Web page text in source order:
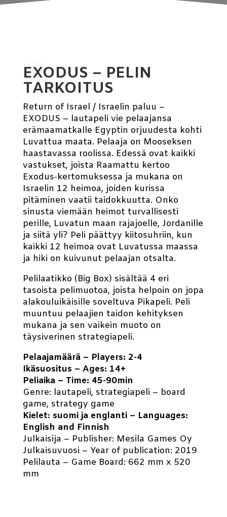
EXODUS – PELIN
TARKOITUS
Return of Israel / Israelin paluu –
EXODUS – lautapeli vie pelaajansa
erämaamatkalle Egyptin orjuudesta kohti
Luvattua maata. Pelaaja on Mooseksen
haastavassa roolissa. Edessä ovat kaikki
vastukset, joista Raamattu kertoo
Exodus-kertomuksessa ja mukana on
Israelin 12 heimoa, joiden kurissa
pitäminen vaatii taidokkuutta. Onko
sinusta viemään heimot turvallisesti
perille, Luvatun maan rajajoelle, Jordanille
ja siitä yli? Peli päättyy kiitosuhriin, kun
kaikki 12 heimoa ovat Luvatussa maassa
ja hiki on kuivunut pelaajan otsalta.
Pelilaatikko (Big Box) sisältää 4 eri
tasoista pelimuotoa, joista helpoin on jopa
alakouluikäisille soveltuva Pikapeli. Peli
muuntuu pelaajien taidon kehityksen
mukana ja sen vaikein muoto on
täysiverinen strategiapeli.
Pelaajamäärä – Players: 2-4
Ikäsuositus – Ages: 14+
Peliaika – Time: 45-90min
Genre: lautapeli, strategiapeli – board
game, strategy game
Kielet: suomi ja englanti – Languages:
English and Finnish
Julkaisija – Publisher: Mesila Games Oy
Julkaisuvuosi – Year of publication: 2019
Pelilauta – Game Board: 662 mm x 520
mm